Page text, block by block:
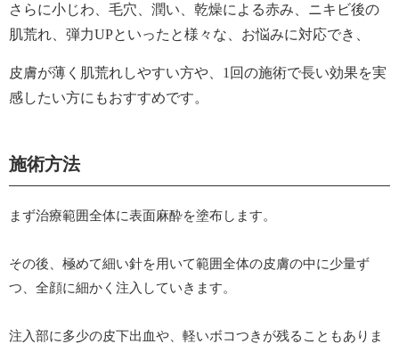
さらに小じわ、毛穴、潤い、乾燥による赤み、 ニキビ後の
肌荒れ、弾力UPといったと様々な、 お悩みに対応でき、
皮膚が薄く肌荒れしやすい方や、 1回の施術で長い効果を実
感したい方にもおすすめです。
施術方法
まず治療範囲全体に表面麻酔を塗布します。
その後、極めて細い針を用いて範囲全体の皮膚の中に少量ず
つ、全顔に細かく注入していきます。
注入部に多少の皮下出血や、 軽いボコつきが残ることもありま